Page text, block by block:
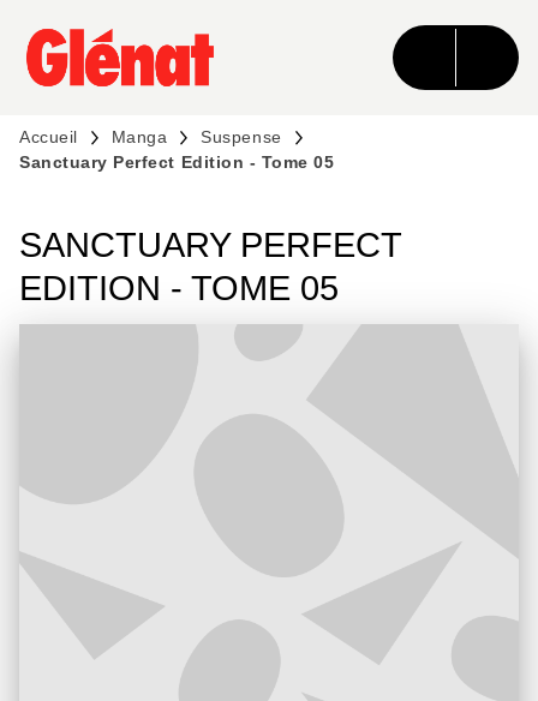
MENU RECHERCHE CONTENU
PIED DE PAGE
Accueil Manga
Suspense
Sanctuary Perfect Edition - Tome 05
SANCTUARY PERFECT
EDITION - TOME 05